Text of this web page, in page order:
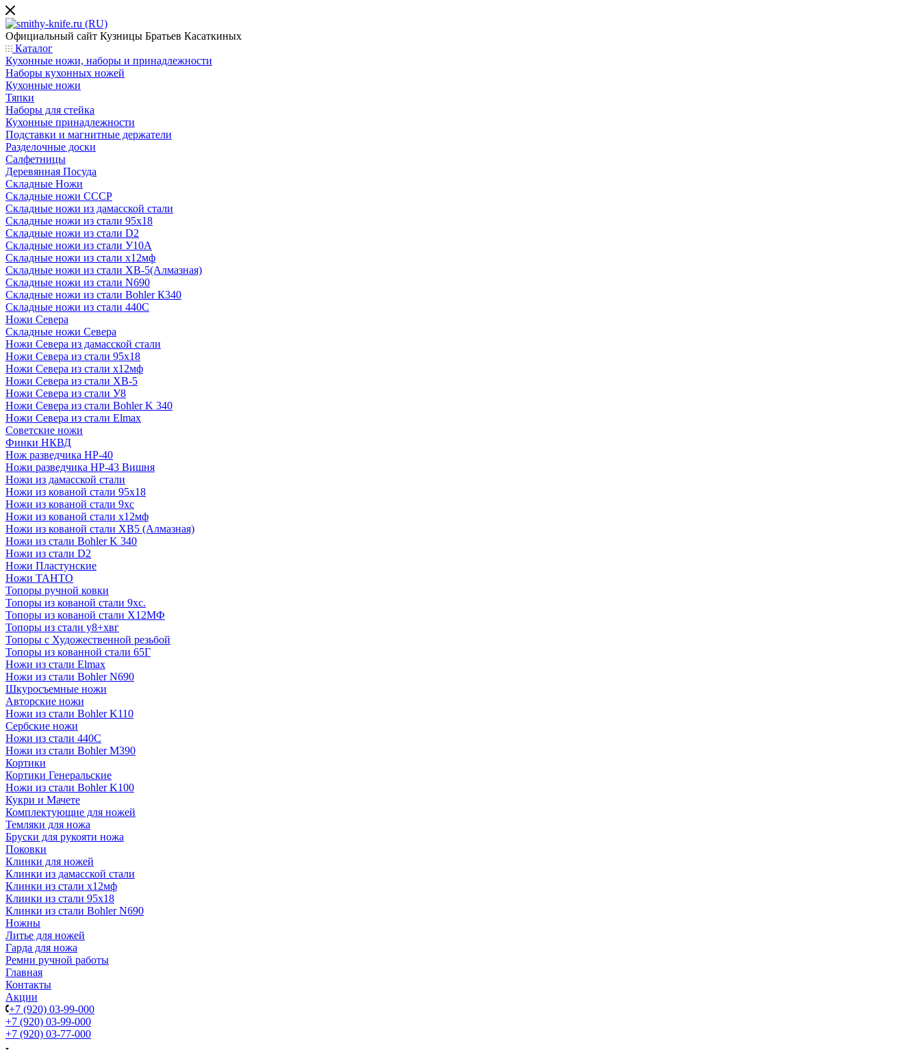
Официальный сайт Кузницы Братьев Касаткиных
Каталог
Кухонные ножи, наборы и принадлежности
Наборы кухонных ножей
Кухонные ножи
Тяпки
Наборы для стейка
Кухонные принадлежности
Подставки и магнитные держатели
Разделочные доски
Салфетницы
Деревянная Посуда
Складные Ножи
Cкладные ножи СССР
Складные ножи из дамасской стали
Складные ножи из стали 95х18
Складные ножи из стали D2
Складные ножи из стали У10А
Складные ножи из стали х12мф
Складные ножи из стали ХВ-5(Алмазная)
Складные ножи из стали N690
Складные ножи из стали Bohler К340
Складные ножи из стали 440С
Ножи Севера
Складные ножи Севера
Ножи Севера из дамасской стали
Ножи Севера из стали 95х18
Ножи Севера из стали х12мф
Ножи Севера из стали ХВ-5
Ножи Севера из стали У8
Ножи Севера из стали Bohler K 340
Ножи Севера из стали Elmax
Советские ножи
Финки НКВД
Нож разведчика НР-40
Ножи разведчика НР-43 Вишня
Ножи из дамасской стали
Ножи из кованой стали 95х18
Ножи из кованой стали 9хс
Ножи из кованой стали х12мф
Ножи из кованой стали ХВ5 (Алмазная)
Ножи из стали Bohler K 340
Ножи из стали D2
Ножи Пластунские
Ножи ТАНТО
Топоры ручной ковки
Топоры из кованой стали 9хс.
Топоры из кованой стали Х12МФ
Топоры из стали у8+хвг
Топоры с Художественной резьбой
Топоры из кованной стали 65Г
Ножи из стали Elmax
Ножи из стали Bohler N690
Шкуросъемные ножи
Авторские ножи
Ножи из стали Bohler K110
Сербские ножи
Ножи из стали 440С
Ножи из стали Bohler M390
Кортики
Кортики Генеральские
Ножи из стали Bohler K100
Кукри и Мачете
Комплектующие для ножей
Темляки для ножа
Бруски для рукояти ножа
Поковки
Клинки для ножей
Клинки из дамасской стали
Клинки из стали х12мф
Клинки из стали 95х18
Клинки из стали Bohler N690
Ножны
Литье для ножей
Гарда для ножа
Ремни ручной работы
Главная
Контакты
Акции
+7 (920) 03-99-000
+7 (920) 03-99-000
+7 (920) 03-77-000